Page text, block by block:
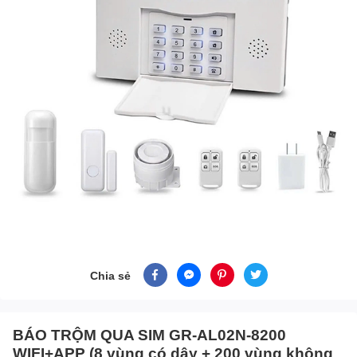
Chia sẻ
BÁO TRỘM QUA SIM GR-AL02N-8200
WIFI+APP (8 vùng có dây + 200 vùng không